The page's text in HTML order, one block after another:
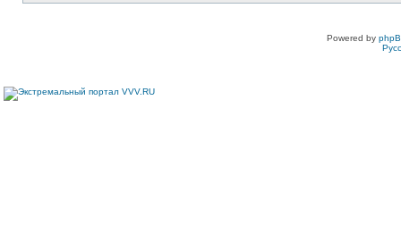
Powered by